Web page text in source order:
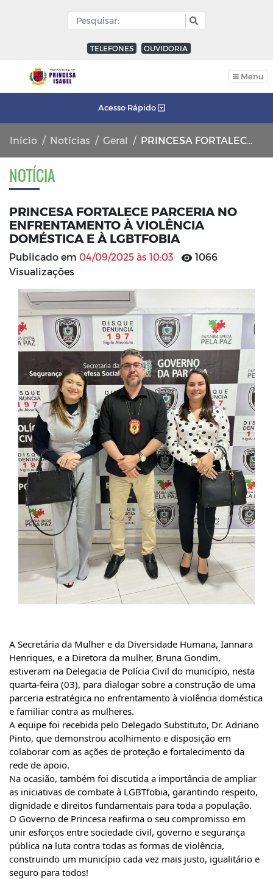
TELEFONES OUVIDORIA
Menu
Acesso Rápido
Início Notícias Geral PRINCESA FORTALECE PARCERIA NO ENFRENTAMENTO À VIOLÊNCIA DOMÉSTICA E À LGBTFOBIA
NOTÍCIA
PRINCESA FORTALECE PARCERIA NO
ENFRENTAMENTO À VIOLÊNCIA
DOMÉSTICA E À LGBTFOBIA
Publicado em 04/09/2025 às 10:03
1066
Visualizações
A Secretária da Mulher e da Diversidade Humana, Iannara
Henriques, e a Diretora da mulher, Bruna Gondim,
estiveram na Delegacia de Polícia Civil do município, nesta
quarta-feira (03), para dialogar sobre a construção de uma
parceria estratégica no enfrentamento à violência doméstica
e familiar contra as mulheres.
A equipe foi recebida pelo Delegado Substituto, Dr. Adriano
Pinto, que demonstrou acolhimento e disposição em
colaborar com as ações de proteção e fortalecimento da
rede de apoio.
Na ocasião, também foi discutida a importância de ampliar
as iniciativas de combate à LGBTfobia, garantindo respeito,
dignidade e direitos fundamentais para toda a população.
O Governo de Princesa reafirma o seu compromisso em
unir esforços entre sociedade civil, governo e segurança
pública na luta contra todas as formas de violência,
construindo um município cada vez mais justo, igualitário e
seguro para todos!